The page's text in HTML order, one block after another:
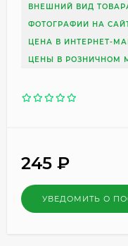
ВНЕШНИЙ ВИД
ФОТОГРАФИИ НА
ЦЕНА В ИНТЕРНЕТ-
ЦЕНЫ В РОЗНИЧНОМ
245 ₽
УВЕДОМИТЬ О